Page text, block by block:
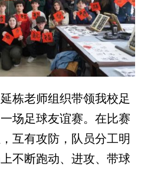
老师组织带领我校足
场足球友谊赛。在比赛
互有攻防，队员分工明
不断跑动、进攻、带球